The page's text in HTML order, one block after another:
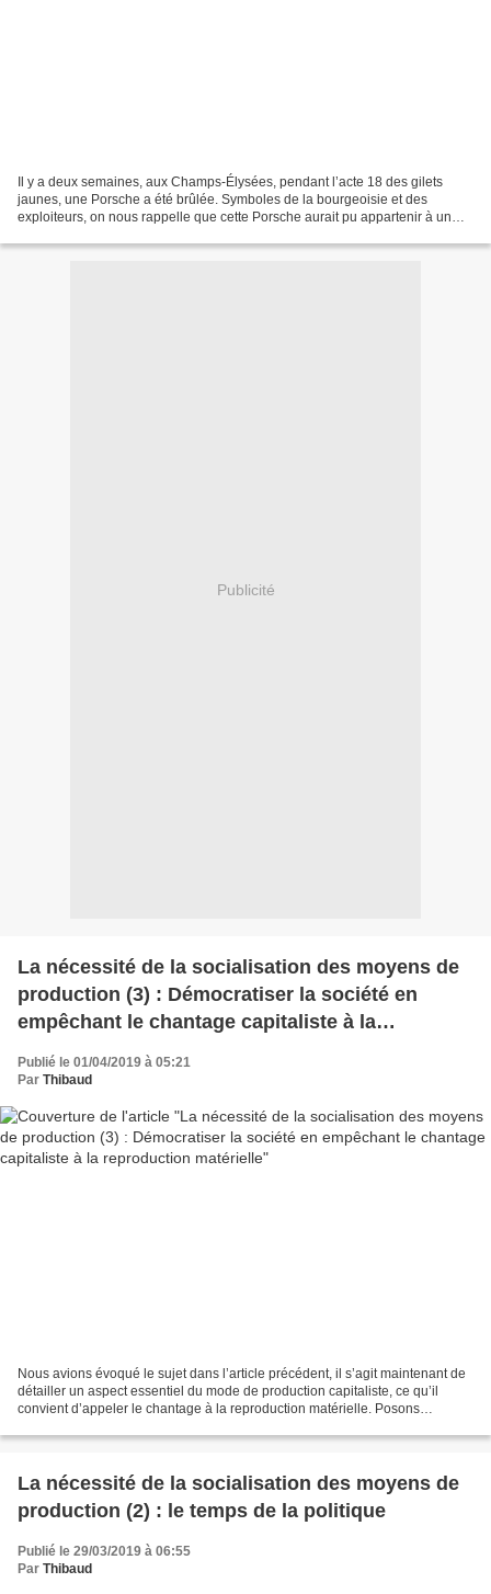
Il y a deux semaines, aux Champs-Élysées, pendant l’acte 18 des gilets
jaunes, une Porsche a été brûlée. Symboles de la bourgeoisie et des
exploiteurs, on nous rappelle que cette Porsche aurait pu appartenir à un
Publicité
La nécessité de la socialisation des moyens de
production (3) : Démocratiser la société en
empêchant le chantage capitaliste à la
reproduction matérielle
Publié le 01/04/2019 à 05:21
Par Thibaud
Nous avions évoqué le sujet dans l’article précédent, il s’agit maintenant de
détailler un aspect essentiel du mode de production capitaliste, ce qu’il
convient d’appeler le chantage à la reproduction matérielle. Posons
La nécessité de la socialisation des moyens de
production (2) : le temps de la politique
Publié le 29/03/2019 à 06:55
Par Thibaud